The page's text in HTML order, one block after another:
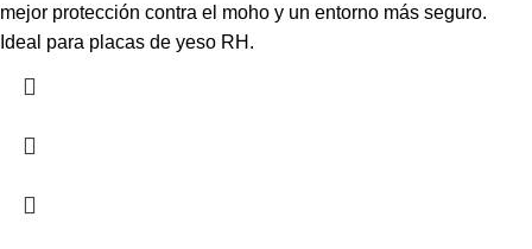
mejor protección contra el moho y un entorno más seguro.
Ideal para placas de yeso RH.